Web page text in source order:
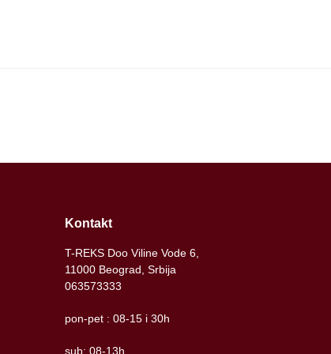
Kontakt
T-REKS Doo Viline Vode 6,
11000 Beograd, Srbija
063573333
pon-pet : 08-15 i 30h
sub: 08-13h